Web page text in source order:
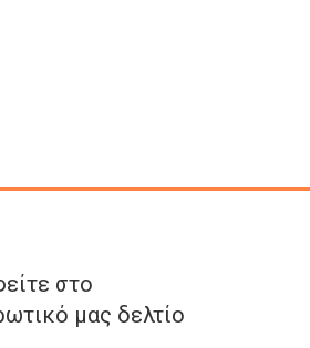
στο
μας δελτίο